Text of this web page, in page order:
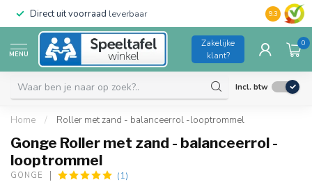
Direct uit voorraad leverbaar Duurzame
9.3
MENU
Zakelijke
klant?
0
Incl. btw
Home / Roller met zand - balanceerrol -looptrommel
Gonge Roller met zand - balanceerrol -
looptrommel
GONGE (1)